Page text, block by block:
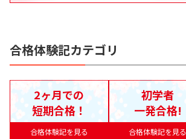
合格体験記カテゴリ
合格体験記を見る
2ヶ月での
短期合格！
合格体験記を見る
初学者
一発合格!